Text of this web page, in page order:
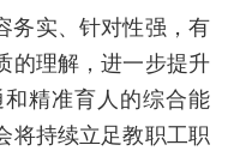
务实、针对性强，有
的理解，进一步提升
精准育人的综合能
将持续立足教职工职